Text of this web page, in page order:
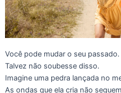
Você pode mudar o seu passado.
Talvez não soubesse disso.
Imagine uma pedra lançada no
As ondas que ela cria não